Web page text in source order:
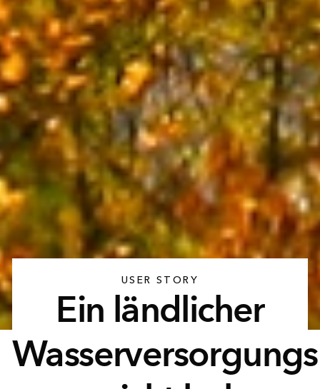
USER STORY
Ein ländlicher